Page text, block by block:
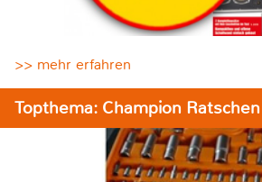
>> mehr erfahren
Topthema: Champion